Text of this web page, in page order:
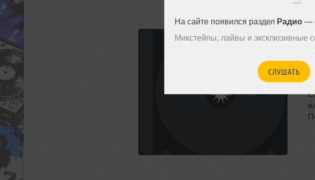
На сайте появился раздел Радио—
Микстейпы, лайвы и эксклюзивные
СЛУШАТЬ